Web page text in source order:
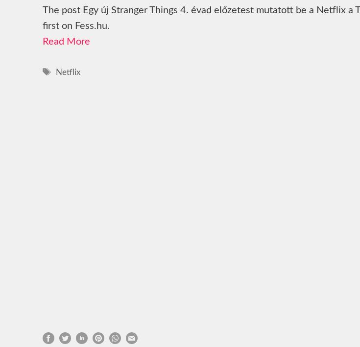
The post Egy új Stranger Things 4. évad előzetest mutatott be a Netflix a
first on Fess.hu.
Read More
Címkék
Netflix